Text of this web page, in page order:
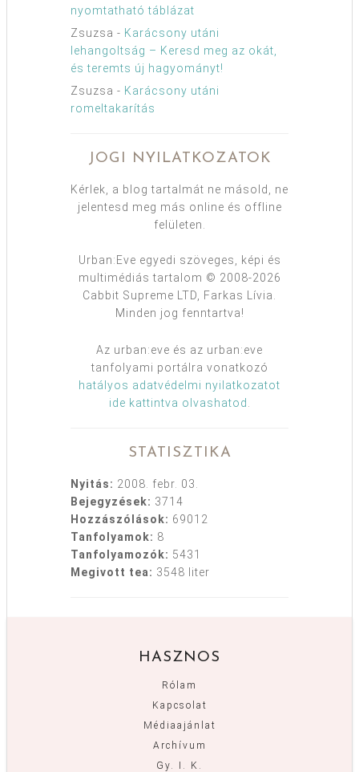
nyomtatható táblázat
Zsuzsa - Karácsony utáni
lehangoltság – Keresd meg az okát,
és teremts új hagyományt!
Zsuzsa - Karácsony utáni
romeltakarítás
JOGI NYILATKOZATOK
Kérlek, a blog tartalmát ne másold, ne
jelentesd meg más online és offline
felületen.
Urban:Eve egyedi szöveges, képi és
multimédiás tartalom © 2008-2026
Cabbit Supreme LTD, Farkas Lívia.
Minden jog fenntartva!
Az urban:eve és az urban:eve
tanfolyami portálra vonatkozó
hatályos adatvédelmi nyilatkozatot
ide kattintva olvashatod
STATISZTIKA
Nyitás: 2008. febr. 03.
Bejegyzések: 3714
Hozzászólások: 69012
Tanfolyamok: 8
Tanfolyamozók: 5431
Megivott tea: 3548 liter
HASZNOS
Rólam
Kapcsolat
Médiaajánlat
Archívum
Gy. I. K.